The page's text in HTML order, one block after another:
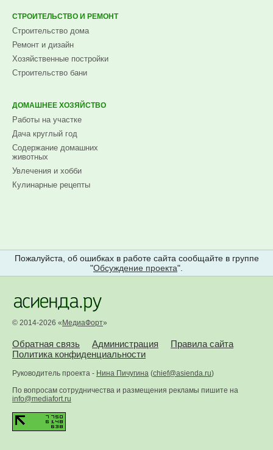
СТРОИТЕЛЬСТВО И РЕМОНТ
Строительство дома
Ремонт и дизайн
Хозяйственные постройки
Строительство бани
ДОМАШНЕЕ ХОЗЯЙСТВО
Работы на участке
Дача круглый год
Содержание домашних
животных
Увлечения и хобби
Кулинарные рецепты
Пожалуйста, об ошибках в работе сайта сообщайте в группе
"Обсуждение проекта".
© 2014-2026 « МедиаФорт»
Обратная связь Администрация
Правила сайта
Политика конфиденциальности
Руководитель проекта - Нина Пичугина (chief@asienda.ru)
По вопросам сотрудничества и размещения рекламы пишите на
info@mediafort.ru